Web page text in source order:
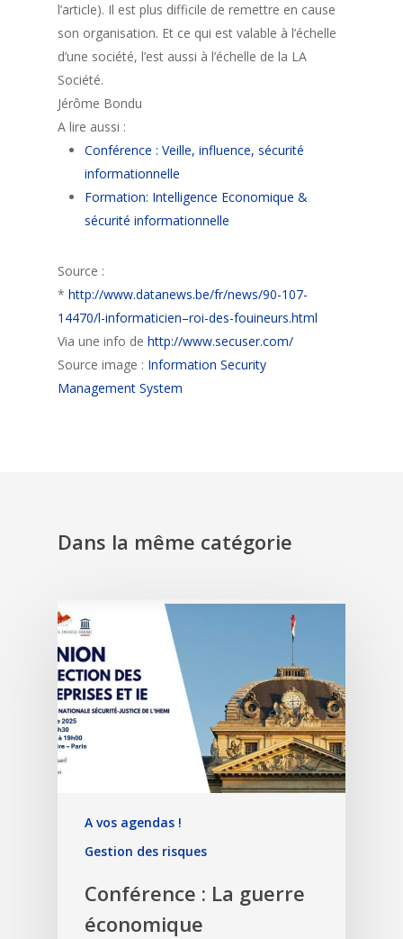
l’article). Il est plus difficile de remettre en cause
son organisation. Et ce qui est valable à l’échelle
d’une société, l’est aussi à l’échelle de la LA
Société.
Jérôme Bondu
A lire aussi :
Conférence : Veille, influence, sécurité
informationnelle
Formation: Intelligence Economique &
sécurité informationnelle
Source :
* http://www.datanews.be/fr/news/90-107-
14470/l-informaticien–roi-des-fouineurs.html
Via une info de http://www.secuser.com/
Source image : Information Security
Management System
Dans la même catégorie
A vos agendas !
Gestion des risques
Conférence : La guerre
économique